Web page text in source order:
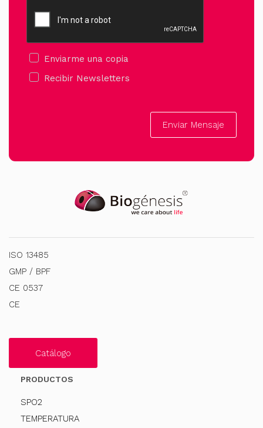
Enviarme una copia
Recibir Newsletters
Enviar Mensaje
ISO 13485
GMP / BPF
CE 0537
CE
Catálogo
PRODUCTOS
SPO2
TEMPERATURA